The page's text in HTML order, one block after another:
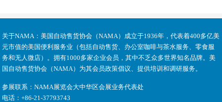
关于NAMA：美国自动售货协会（NAMA）成立于1936年，代表着400多亿美
元市值的美国便利服务业（包括自动售货、办公室咖啡与茶水服务、零食服
务和无人微店）。拥有1000多家企业会员，其中不乏众多世界知名品牌。美
国自动售货协会（NAMA）为其会员政策倡议、提供培训和调研服务。
参展联系：NAMA展览会大中华区会展业务代表处
电话：+86-21-37793743